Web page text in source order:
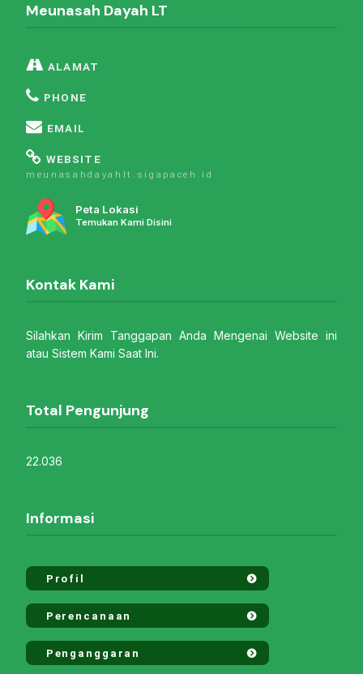
Meunasah Dayah LT
ALAMAT
PHONE
EMAIL
WEBSITE
meunasahdayahlt.sigapaceh.id
Peta Lokasi
Temukan Kami Disini
Kontak Kami
Silahkan Kirim Tanggapan Anda Mengenai Website ini
atau Sistem Kami Saat Ini.
Total Pengunjung
22.036
Informasi
Profil
Perencanaan
Penganggaran